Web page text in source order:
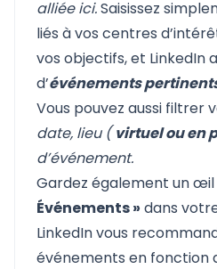
alliée ici.Saisissez
liés à vos centres
vos objectifs, et LinkedIn
d’événements
Vous pouvez aussi
date, lieu ( virtuel ou en
d’événement.
Gardez également un
Événements » dans
LinkedIn vous
événements en fonction